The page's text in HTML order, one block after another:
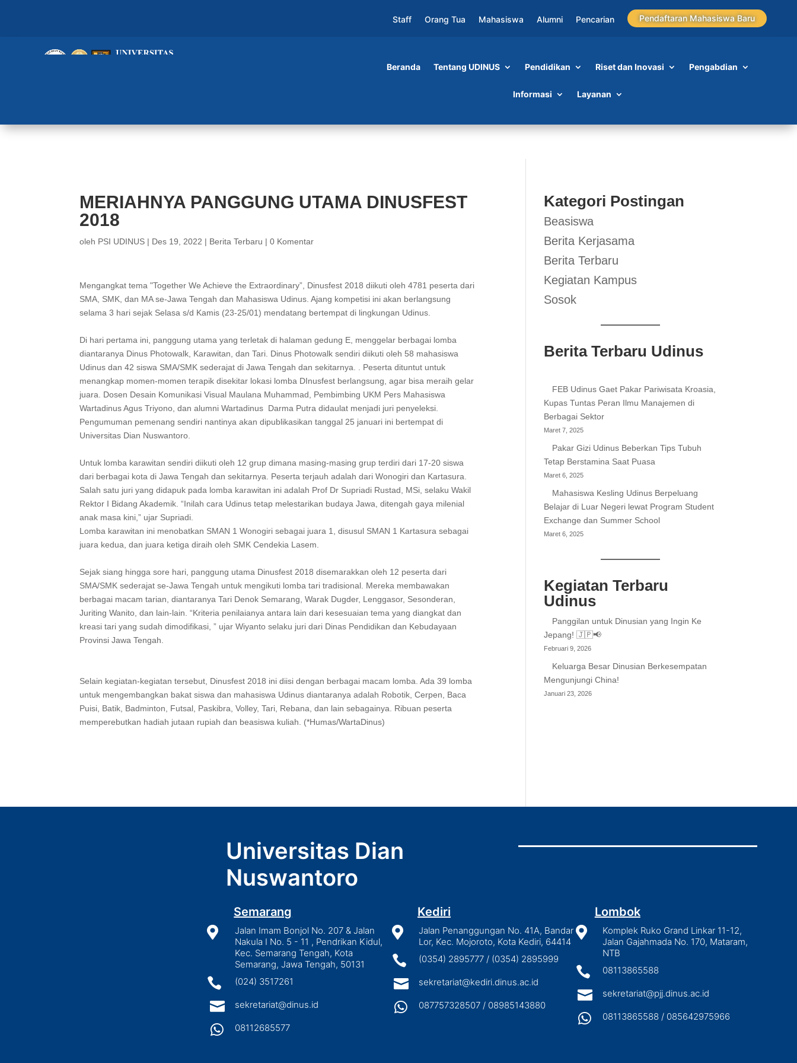
Staff Orang Tua Mahasiswa Alumni Pencarian Pendaftaran Mahasiswa Baru
Beranda Tentang UDINUS Pendidikan Riset dan Inovasi Pengabdian
Informasi Layanan
MERIAHNYA PANGGUNG UTAMA DINUSFEST
2018
oleh PSI UDINUS | Des 19, 2022 | Berita Terbaru |0 Komentar
Mengangkat tema "Together We Achieve the Extraordinary”, Dinusfest 2018 diikuti oleh 4781 peserta dari
SMA, SMK, dan MA se-Jawa Tengah dan Mahasiswa Udinus. Ajang kompetisi ini akan berlangsung
selama 3 hari sejak Selasa s/d Kamis (23-25/01) mendatang bertempat di lingkungan Udinus.
Di hari pertama ini, panggung utama yang terletak di halaman gedung E, menggelar berbagai lomba
diantaranya Dinus Photowalk, Karawitan, dan Tari. Dinus Photowalk sendiri diikuti oleh 58 mahasiswa
Udinus dan 42 siswa SMA/SMK sederajat di Jawa Tengah dan sekitarnya. . Peserta dituntut untuk
menangkap momen-momen terapik disekitar lokasi lomba DInusfest berlangsung, agar bisa meraih gelar
juara. Dosen Desain Komunikasi Visual Maulana Muhammad, Pembimbing UKM Pers Mahasiswa
Wartadinus Agus Triyono, dan alumni Wartadinus Darma Putra didaulat menjadi juri penyeleksi.
Pengumuman pemenang sendiri nantinya akan dipublikasikan tanggal 25 januari ini bertempat di
Universitas Dian Nuswantoro.
Untuk lomba karawitan sendiri diikuti oleh 12 grup dimana masing-masing grup terdiri dari 17-20 siswa
dari berbagai kota di Jawa Tengah dan sekitarnya. Peserta terjauh adalah dari Wonogiri dan Kartasura.
Salah satu juri yang didapuk pada lomba karawitan ini adalah Prof Dr Supriadi Rustad, MSi, selaku Wakil
Rektor I Bidang Akademik. “Inilah cara Udinus tetap melestarikan budaya Jawa, ditengah gaya milenial
anak masa kini,” ujar Supriadi.
Lomba karawitan ini menobatkan SMAN 1 Wonogiri sebagai juara 1, disusul SMAN 1 Kartasura sebagai
juara kedua, dan juara ketiga diraih oleh SMK Cendekia Lasem.
Sejak siang hingga sore hari, panggung utama Dinusfest 2018 disemarakkan oleh 12 peserta dari
SMA/SMK sederajat se-Jawa Tengah untuk mengikuti lomba tari tradisional. Mereka membawakan
berbagai macam tarian, diantaranya Tari Denok Semarang, Warak Dugder, Lenggasor, Sesonderan,
Juriting Wanito, dan lain-lain. “Kriteria penilaianya antara lain dari kesesuaian tema yang diangkat dan
kreasi tari yang sudah dimodifikasi, ” ujar Wiyanto selaku juri dari Dinas Pendidikan dan Kebudayaan
Provinsi Jawa Tengah.
Selain kegiatan-kegiatan tersebut, Dinusfest 2018 ini diisi dengan berbagai macam lomba. Ada 39 lomba
untuk mengembangkan bakat siswa dan mahasiswa Udinus diantaranya adalah Robotik, Cerpen, Baca
Puisi, Batik, Badminton, Futsal, Paskibra, Volley, Tari, Rebana, dan lain sebagainya. Ribuan peserta
memperebutkan hadiah jutaan rupiah dan beasiswa kuliah. (*Humas/WartaDinus)
Kategori Postingan
Beasiswa
Berita Kerjasama
Berita Terbaru
Kegiatan Kampus
Sosok
Berita Terbaru Udinus
FEB Udinus Gaet Pakar Pariwisata Kroasia,
Kupas Tuntas Peran Ilmu Manajemen di
Berbagai Sektor
Maret 7, 2025
Pakar Gizi Udinus Beberkan Tips Tubuh
Tetap Berstamina Saat Puasa
Maret 6, 2025
Mahasiswa Kesling Udinus Berpeluang
Belajar di Luar Negeri lewat Program Student
Exchange dan Summer School
Maret 6, 2025
Kegiatan Terbaru
Udinus
Panggilan untuk Dinusian yang Ingin Ke
Jepang! 🇯🇵📢
Februari 9, 2026
Keluarga Besar Dinusian Berkesempatan
Mengunjungi China!
Januari 23, 2026
Universitas Dian
Nuswantoro
Semarang

Jalan Imam Bonjol No. 207 & Jalan
Nakula I No. 5 - 11 , Pendrikan Kidul,
Kec. Semarang Tengah, Kota
Semarang, Jawa Tengah, 50131
 (024) 3517261
 sekretariat@dinus.id
 08112685577
Kediri

Jalan Penanggungan No. 41A, Bandar
Lor, Kec. Mojoroto, Kota Kediri, 64414
 (0354) 2895777 / (0354) 2895999
 sekretariat@kediri.dinus.ac.id
 087757328507 / 08985143880
Lombok

Komplek Ruko Grand Linkar 11-12,
Jalan Gajahmada No. 170, Mataram,
NTB
 08113865588
 sekretariat@pjj.dinus.ac.id
 08113865588 / 085642975966